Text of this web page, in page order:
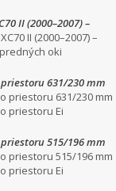
II (2000–2007) –
II (2000–2007) –
oki
631/230 mm
priestoru 631/230 mm
priestoru Ei
515/196 mm
priestoru 515/196 mm
priestoru Ei